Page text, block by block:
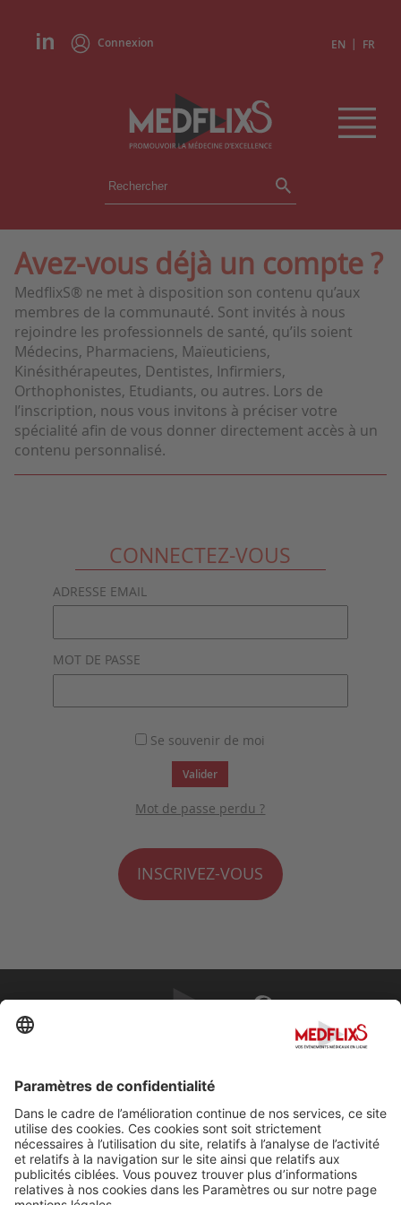
Connexion EN | FR
ÉVÉNEMENTS
INSTITUTIONS
ACADÉMIES
EXPERTS
REVUES DE PRESSE
CONGRÈS EN RÉSUMÉ
Avez-vous déjà un compte ?
MedflixS® ne met à disposition son contenu qu’aux
membres de la communauté. Sont invités à nous
rejoindre les professionnels de santé, qu’ils soient
Médecins, Pharmaciens, Maïeuticiens,
Kinésithérapeutes, Dentistes, Infirmiers,
Orthophonistes, Etudiants, ou autres. Lors de
l’inscription, nous vous invitons à préciser votre
spécialité afin de vous donner directement accès à un
contenu personnalisé.
CONNECTEZ-VOUS
ADRESSE EMAIL
MOT DE PASSE
Se souvenir de moi
Valider
Mot de passe perdu ?
INSCRIVEZ-VOUS
À propos de MedflixS®
Aide
Contact
Mentions légales